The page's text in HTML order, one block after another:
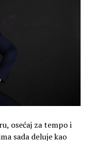
osećaj za tempo i
sada deluje kao